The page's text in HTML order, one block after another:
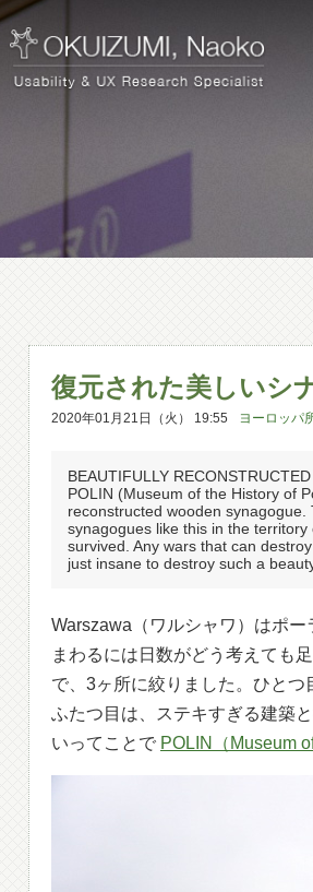
復元された美しいシ
2020年01月21日（火） 19:55 ヨーロッパ
BEAUTIFULLY
POLIN (Museum of the History of
reconstructed wooden
synagogues like this in the
survived. Any wars that can
just insane to destroy such a
Warszawa（ワルシャワ）はポ
まわるには日数がどう考えても
で、3ヶ所に絞りました。ひとつ
ふたつ目は、ステキすぎる建築
いってことで POLIN（Museum